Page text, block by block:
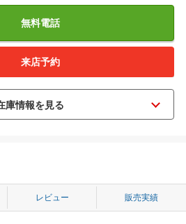
無料電話
来店予約
レビュー 販売実績